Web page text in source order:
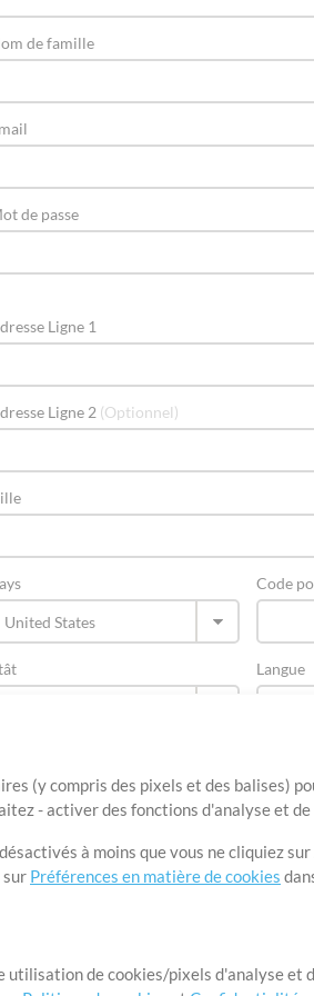
(y compris des pixels et des balises)
- activer des fonctions d'analyse et
à moins que vous ne cliquiez
sur Préférences en matière de cookies
utilisation de cookies/pixels d'analyse
de famille
de passe
Ligne 1
Ligne 2 (Optionnel)
Code
Langue
Conditions d’utilisation Confidentialité